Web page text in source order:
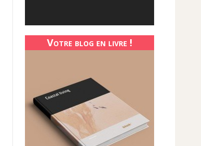
Votre blog en livre !